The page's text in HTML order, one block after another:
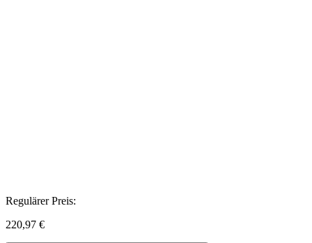
Regulärer Preis:
220,97 €